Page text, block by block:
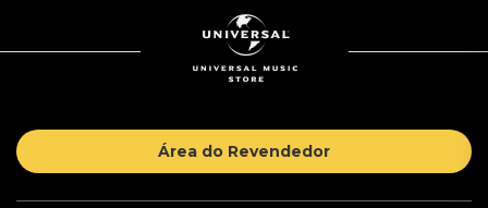
Área do Revendedor